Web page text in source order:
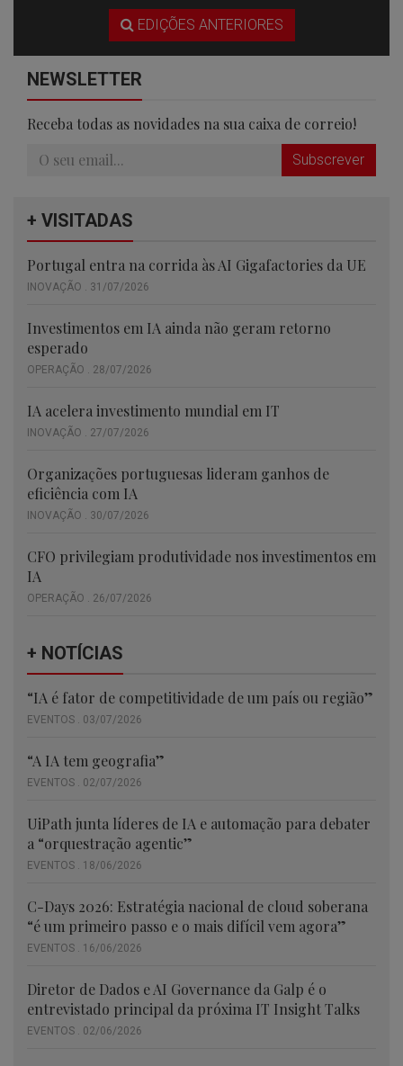
EDIÇÕES ANTERIORES
NEWSLETTER
Receba todas as novidades na sua caixa de correio!
Subscrever
+ VISITADAS
Portugal entra na corrida às AI Gigafactories da UE
INOVAÇÃO . 31/07/2026
Investimentos em IA ainda não geram retorno
esperado
OPERAÇÃO . 28/07/2026
IA acelera investimento mundial em IT
INOVAÇÃO . 27/07/2026
Organizações portuguesas lideram ganhos de
eficiência com IA
INOVAÇÃO . 30/07/2026
CFO privilegiam produtividade nos investimentos em
IA
OPERAÇÃO . 26/07/2026
+ NOTÍCIAS
“IA é fator de competitividade de um país ou região”
EVENTOS . 03/07/2026
“A IA tem geografia”
EVENTOS . 02/07/2026
UiPath junta líderes de IA e automação para debater
a “orquestração agentic”
EVENTOS . 18/06/2026
C-Days 2026: Estratégia nacional de cloud soberana
“é um primeiro passo e o mais difícil vem agora”
EVENTOS . 16/06/2026
Diretor de Dados e AI Governance da Galp é o
entrevistado principal da próxima IT Insight Talks
EVENTOS . 02/06/2026